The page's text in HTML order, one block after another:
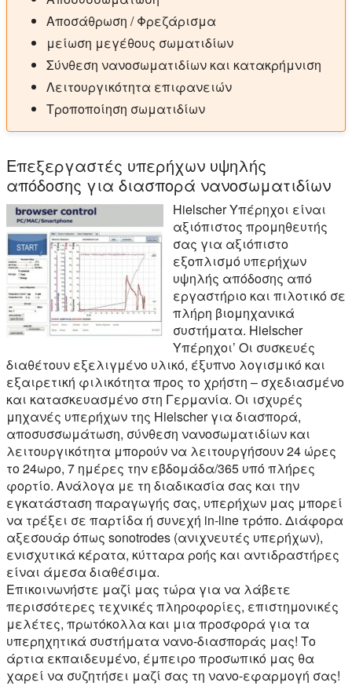
Αποσάθρωση / Φρεζάρισμα
μείωση μεγέθους σωματιδίων
Σύνθεση νανοσωματιδίων και κατακρήμνιση
Λειτουργικότητα επιφανειών
Τροποποίηση σωματιδίων
Επεξεργαστές υπερήχων υψηλής
απόδοσης για διασπορά νανοσωματιδίων
Hielscher Υπέρηχοι είναι
αξιόπιστος προμηθευτής
σας για αξιόπιστο
εξοπλισμό υπερήχων
υψηλής απόδοσης από
εργαστήριο και πιλοτικό σε
πλήρη βιομηχανικά
συστήματα. Hielscher
Υπέρηχοι’ Οι συσκευές
διαθέτουν εξελιγμένο υλικό, έξυπνο λογισμικό και
εξαιρετική φιλικότητα προς το χρήστη – σχεδιασμένο
και κατασκευασμένο στη Γερμανία. Οι ισχυρές
μηχανές υπερήχων της Hielscher για διασπορά,
αποσυσσωμάτωση, σύνθεση νανοσωματιδίων και
λειτουργικότητα μπορούν να λειτουργήσουν 24 ώρες
το 24ωρο, 7 ημέρες την εβδομάδα/365 υπό πλήρες
φορτίο. Ανάλογα με τη διαδικασία σας και την
εγκατάσταση παραγωγής σας, υπερήχων μας μπορεί
να τρέξει σε παρτίδα ή συνεχή in-line τρόπο. Διάφορα
αξεσουάρ όπως sonotrodes (ανιχνευτές υπερήχων),
ενισχυτικά κέρατα, κύτταρα ροής και αντιδραστήρες
είναι άμεσα διαθέσιμα.
Επικοινωνήστε μαζί μας τώρα για να λάβετε
περισσότερες τεχνικές πληροφορίες, επιστημονικές
μελέτες, πρωτόκολλα και μια προσφορά για τα
υπερηχητικά συστήματα νανο-διασποράς μας! Το
άρτια εκπαιδευμένο, έμπειρο προσωπικό μας θα
χαρεί να συζητήσει μαζί σας τη νανο-εφαρμογή σας!